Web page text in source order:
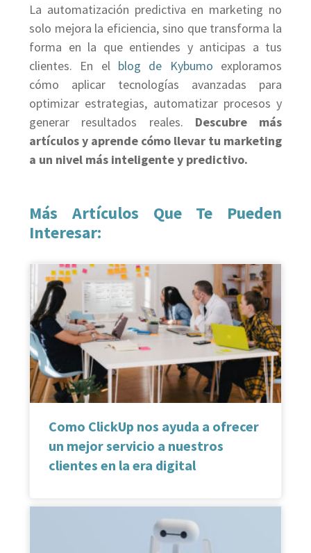
La automatización predictiva en marketing no
solo mejora la eficiencia, sino que transforma la
forma en la que entiendes y anticipas a tus
clientes. En el blog de Kybumo exploramos
cómo aplicar tecnologías avanzadas para
optimizar estrategias, automatizar procesos y
generar resultados reales. Descubre más
artículos y aprende cómo llevar tu marketing
a un nivel más inteligente y predictivo.
Más Artículos Que Te Pueden
Interesar:
Como ClickUp nos ayuda a ofrecer
un mejor servicio a nuestros
clientes en la era digital